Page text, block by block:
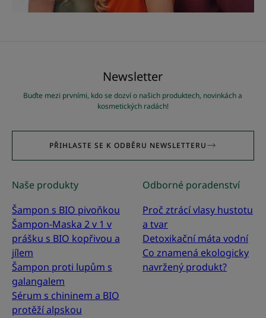
Newsletter
Buďte mezi prvními, kdo se dozví o našich produktech, novinkách a
kosmetických radách!
PŘIHLASTE SE K ODBĚRU NEWSLETTERU
Naše produkty
Šampon s BIO pivoňkou
Šampon-Maska 2 v 1 v
prášku s BIO kopřivou a
jílem
Šampon proti lupům s
galangalem
Sérum s chininem a BIO
protěží alpskou
Odborné poradenství
Proč ztrácí vlasy hustotu
a tvar
Detoxikační máta vodní
Co znamená ekologicky
navržený produkt?